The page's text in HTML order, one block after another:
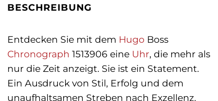
BESCHREIBUNG
Entdecken Sie mit dem Hugo Boss
Chronograph 1513906 eine Uhr, die mehr als
nur die Zeit anzeigt. Sie ist ein Statement.
Ein Ausdruck von Stil, Erfolg und dem
unaufhaltsamen Streben nach Exzellenz.